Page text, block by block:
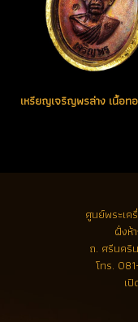
ศูนย์พระเค
ฝั่งห้
ถ. ศรีนคริ
โทร.
เ